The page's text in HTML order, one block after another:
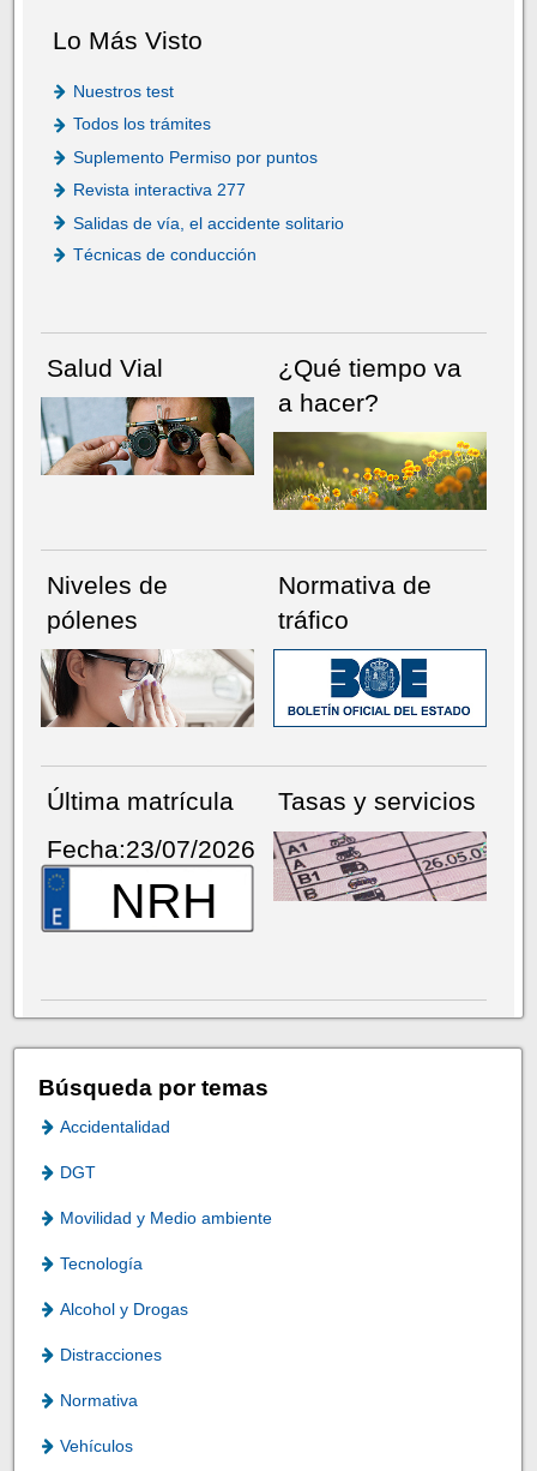
Lo Más Visto
Nuestros test
Todos los trámites
Suplemento Permiso por puntos
Revista interactiva 277
Salidas de vía, el accidente solitario
Técnicas de conducción
Salud Vial
¿Qué tiempo va
a hacer?
Niveles de
pólenes
Normativa de
tráfico
Última matrícula
Fecha:23/07/2026
NRH
Tasas y servicios
Búsqueda por temas
Accidentalidad
DGT
Movilidad y Medio ambiente
Tecnología
Alcohol y Drogas
Distracciones
Normativa
Vehículos